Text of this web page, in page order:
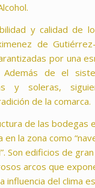
y calidad de
de Gutiérrez-
por una
Además de el
y soleras,
de la comarca.
de las bodegas
en la zona como
Son edificios de
arcos que
influencia del clima